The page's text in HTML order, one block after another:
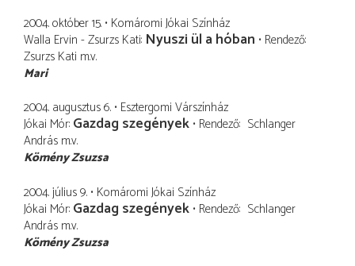
2004. október 15. Komáromi Jókai Színház
Walla Ervin - Zsurzs Kati Nyuszi ül a hóban Rendező
Zsurzs Kati m.v.
Mari
2004. augusztus 6. Esztergomi Várszínház
Jókai Mór Gazdag szegények Rendező Schlanger
András m.v.
Kömény Zsuzsa
2004. július 9. Komáromi Jókai Színház
Jókai Mór Gazdag szegények Rendező Schlanger
András m.v.
Kömény Zsuzsa